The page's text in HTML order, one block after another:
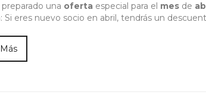
una oferta especial para el mes de
Si eres nuevo socio en abril, tendrás un